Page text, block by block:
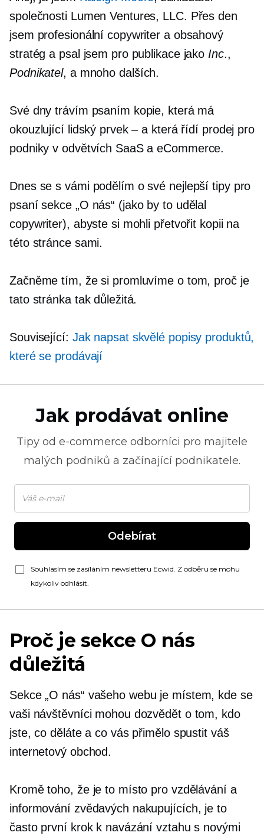
společnosti Lumen Ventures, LLC. Přes den
jsem profesionální copywriter a obsahový
stratég a psal jsem pro publikace jako Inc.,
Podnikatel, a mnoho dalších.
Své dny trávím psaním kopie, která má
okouzlující lidský prvek – a která řídí prodej pro
podniky v odvětvích SaaS a eCommerce.
Dnes se s vámi podělím o své nejlepší tipy pro
psaní sekce „O nás“ (jako by to udělal
copywriter), abyste si mohli přetvořit kopii na
této stránce sami.
Začněme tím, že si promluvíme o tom, proč je
tato stránka tak důležitá.
Související: Jak napsat skvělé popisy produktů,
které se prodávají
Jak prodávat online
Tipy od e-commerce odborníci pro majitele
malých podniků a začínající podnikatele.
Odebírat
Souhlasím se zasíláním newsletteru Ecwid. Z odběru se mohu
kdykoliv odhlásit.
Proč je sekce O nás
důležitá
Sekce „O nás“ vašeho webu je místem, kde se
vaši návštěvníci mohou dozvědět o tom, kdo
jste, co děláte a co vás přimělo spustit váš
internetový obchod.
Kromě toho, že je to místo pro vzdělávání a
informování zvědavých nakupujících, je to
často první krok k navázání vztahu s novými